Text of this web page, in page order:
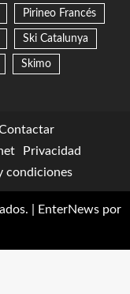
Pirineo Francés
Ski Catalunya
Skimo
Privacidad
condiciones
EnterNews por